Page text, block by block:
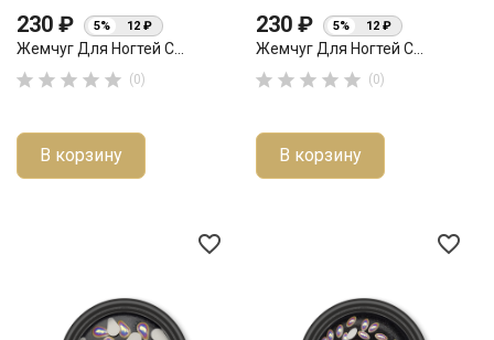
230 ₽ 5% 12 ₽
Жемчуг Для Ногтей С...
     (0)
В корзину
230 ₽ 5% 12 ₽
Жемчуг Для Ногтей С...
     (0)
В корзину
favorite_border favorite_border